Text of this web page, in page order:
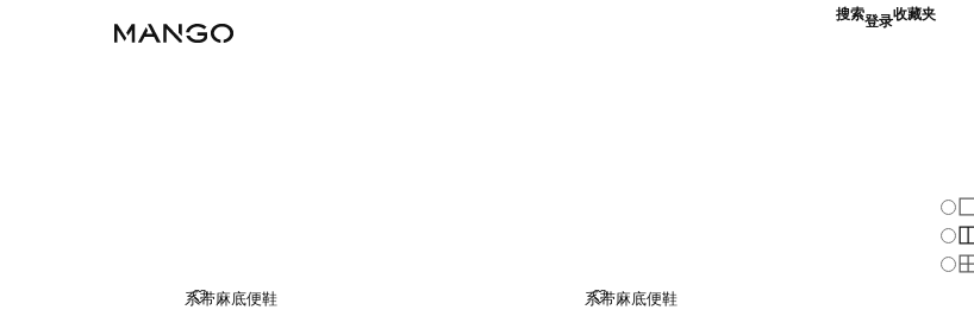
搜索登录收藏夹
改
系带麻底便鞋
系带麻底便鞋 系带麻底便鞋
系带麻底便鞋